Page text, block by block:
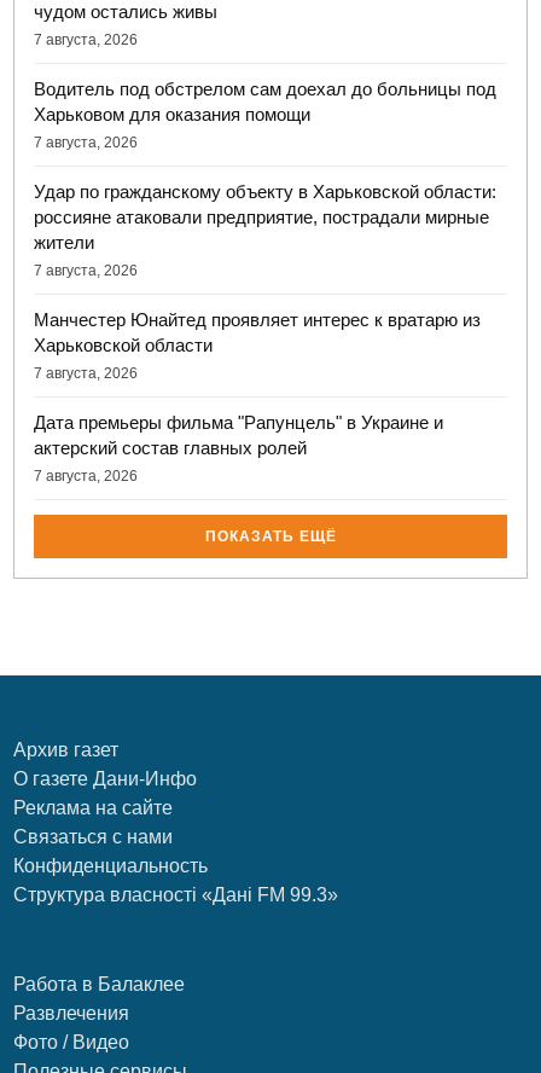
чудом остались живы
7 августа, 2026
Водитель под обстрелом сам доехал до больницы под
Харьковом для оказания помощи
7 августа, 2026
Удар по гражданскому объекту в Харьковской области:
россияне атаковали предприятие, пострадали мирные
жители
7 августа, 2026
Манчестер Юнайтед проявляет интерес к вратарю из
Харьковской области
7 августа, 2026
Дата премьеры фильма "Рапунцель" в Украине и
актерский состав главных ролей
7 августа, 2026
ПОКАЗАТЬ ЕЩЁ
Архив газет
О газете Дани-Инфо
Реклама на сайте
Связаться с нами
Конфиденциальность
Структура власності «Дані FM 99.3»
Работа в Балаклее
Развлечения
Фото / Видео